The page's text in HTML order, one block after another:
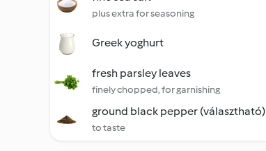
plus extra for seasoning
Greek yoghurt
fresh parsley leaves
finely chopped, for garnishing
ground black pepper (választható)
to taste